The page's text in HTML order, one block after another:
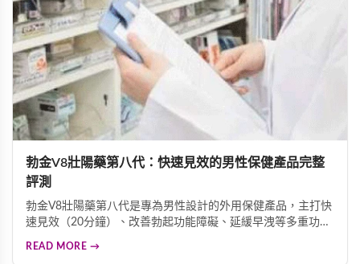
勃金V8壯陽藥第八代：快速見效的男性保健產品完整
評測
勃金V8壯陽藥第八代是專為男性設計的外用保健產品，主打快
速見效（20分鐘）、改善勃起功能障礙、延緩早洩等多重功
READ MORE →